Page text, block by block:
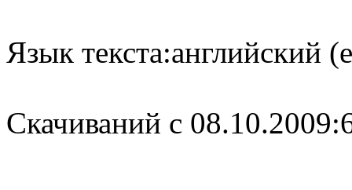
Язык текста:английский
Cкачиваний с 08.10.2009: